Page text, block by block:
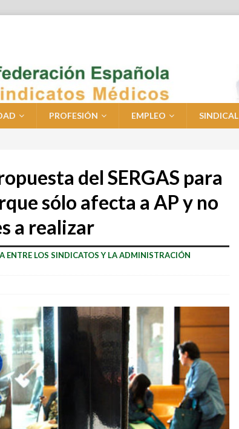
PROFESIÓN EMPLEO SINDICAL
del SERGAS para
sólo afecta a AP y no
a realizar
ENTRE LOS SINDICATOS Y LA ADMINISTRACIÓN